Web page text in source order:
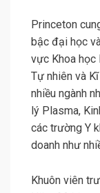
Princeton
bậc đại học
vực Khoa học
Tự nhiên và
nhiều ngành
lý Plasma,
các trường Y
doanh như
Khuôn viên